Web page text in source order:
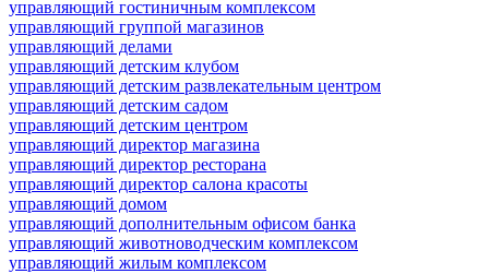
управляющий гостиничным комплексом
управляющий группой магазинов
управляющий делами
управляющий детским клубом
управляющий детским развлекательным центром
управляющий детским садом
управляющий детским центром
управляющий директор магазина
управляющий директор ресторана
управляющий директор салона красоты
управляющий домом
управляющий дополнительным офисом банка
управляющий животноводческим комплексом
управляющий жилым комплексом